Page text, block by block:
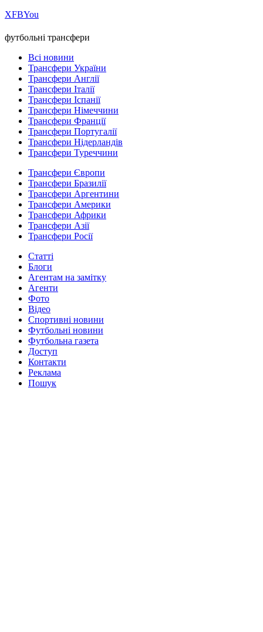
ХFBYou
футбольні трансфери
Всі новини
Трансфери України
Трансфери Англії
Трансфери Італії
Трансфери Іспанії
Трансфери Німеччини
Трансфери Франції
Трансфери Португалії
Трансфери Нідерландів
Трансфери Туреччини
Трансфери Європи
Трансфери Бразилії
Трансфери Аргентини
Трансфери Америки
Трансфери Африки
Трансфери Азії
Трансфери Росії
Статті
Блоги
Агентам на замітку
Агенти
Фото
Відео
Спортивні новини
Футбольні новини
Футбольна газета
Доступ
Контакти
Реклама
Пошук